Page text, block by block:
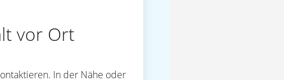
vor Ort
In der Nähe oder